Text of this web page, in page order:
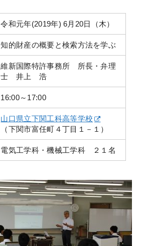
令和元年(2019年) 6月20日（木）
知的財産の概要と検索方法を学ぶ
維新国際特許事務所 所長・弁理
士 井上 浩
16:00～17:00
山口県立下関工科高等学校
（下関市富任町４丁目１－１）
電気工学科・機械工学科 ２１名